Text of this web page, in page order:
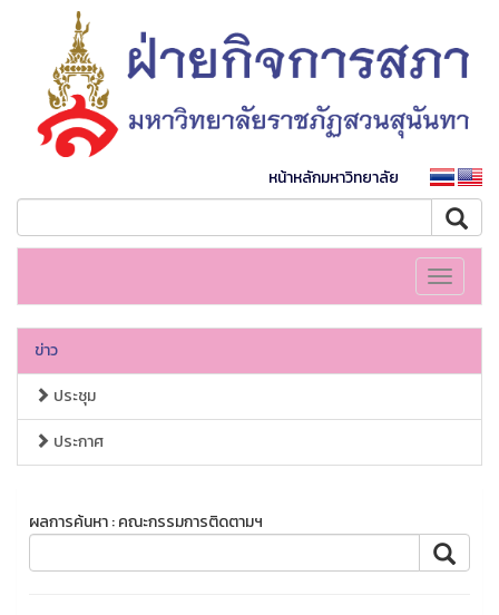
หน้าหลักมหาวิทยาลัย
Toggle
ข่าว
ประชุม
ประกาศ
ผลการค้นหา : คณะกรรมการติดตามฯ